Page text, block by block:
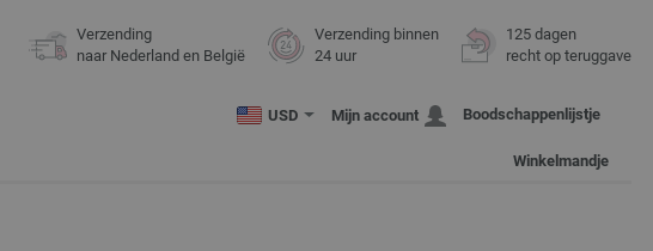
Verzending
naar Nederland en België
Verzending binnen
24 uur
125 dagen
recht op teruggave
USD Mijn account Boodschappenlijstje
Winkelmandje